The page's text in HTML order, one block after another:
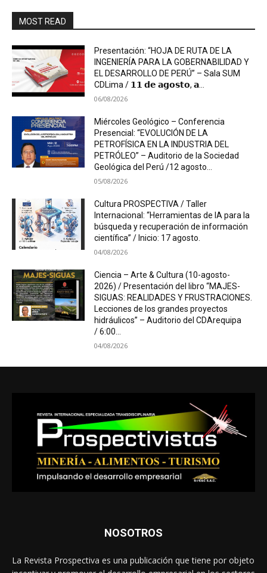
MOST READ
Presentación: “HOJA DE RUTA DE LA
INGENIERÍA PARA LA GOBERNABILIDAD Y
EL DESARROLLO DE PERÚ” – Sala SUM
CDLima / 𝟭𝟭 𝗱𝗲 𝗮𝗴𝗼𝘀𝘁𝗼, 𝗮...
06/08/2026
Miércoles Geológico – Conferencia
Presencial: “EVOLUCIÓN DE LA
PETROFÍSICA EN LA INDUSTRIA DEL
PETRÓLEO” – Auditorio de la Sociedad
Geológica del Perú /12 agosto...
05/08/2026
Cultura PROSPECTIVA / Taller
Internacional: “Herramientas de IA para la
búsqueda y recuperación de información
científica” / Inicio: 17 agosto.
04/08/2026
Ciencia – Arte & Cultura (10-agosto-
2026) / Presentación del libro “MAJES-
SIGUAS: REALIDADES Y FRUSTRACIONES.
Lecciones de los grandes proyectos
hidráulicos” – Auditorio del CDArequipa
/ 6:00...
04/08/2026
NOSOTROS
La Revista Prospectiva es una publicación que tiene por objeto